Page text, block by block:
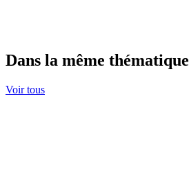
Dans la même thématique
Voir tous